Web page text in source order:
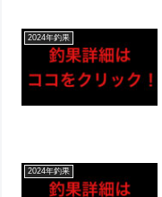
2024年釣果
2024年釣果